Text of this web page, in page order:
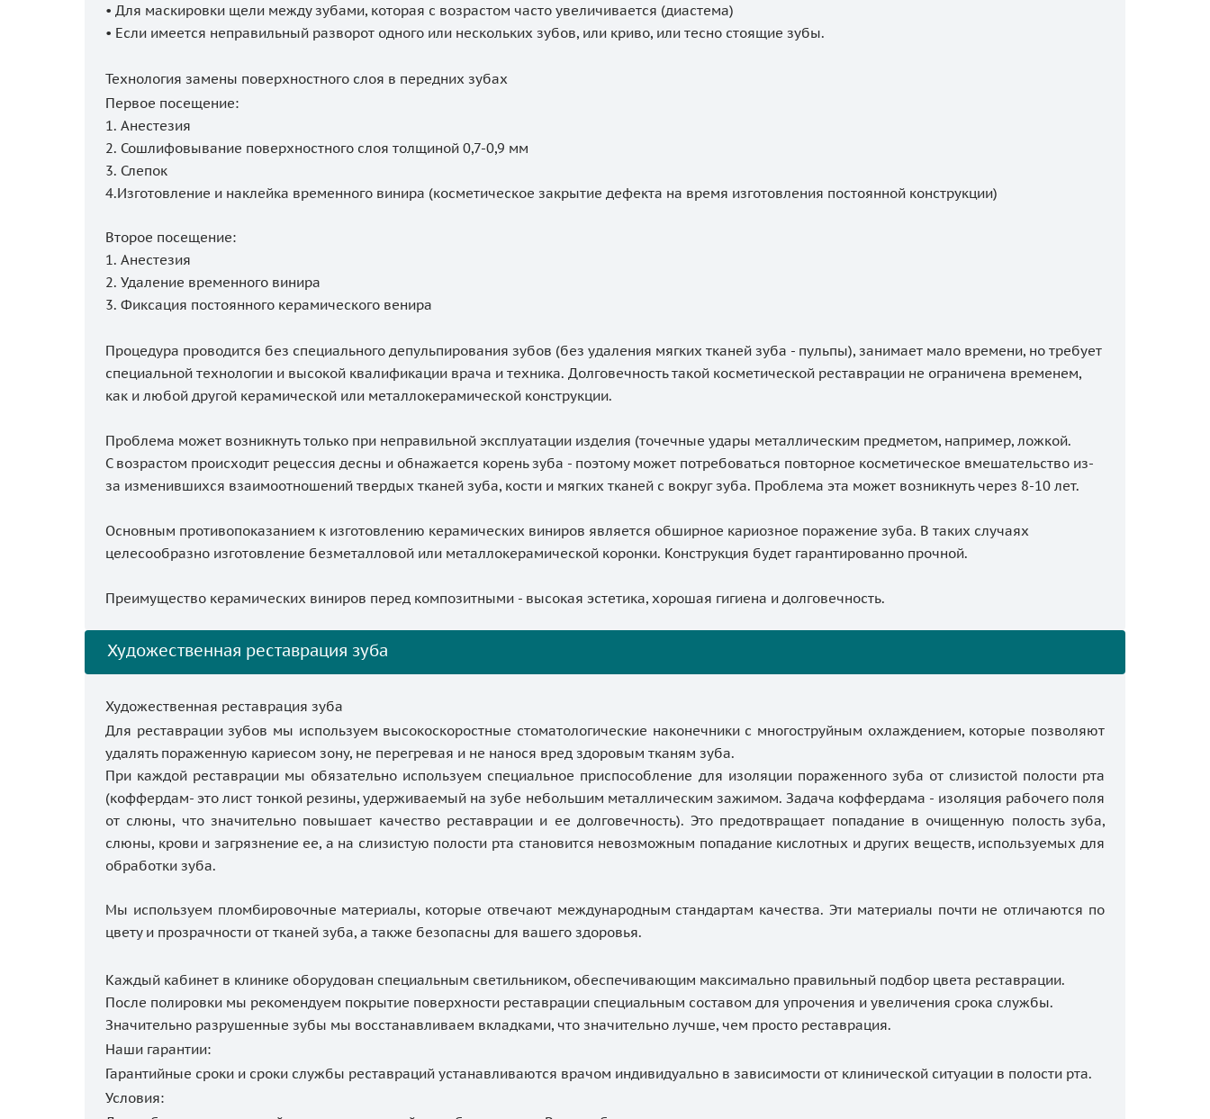
• Для маскировки щели между зубами, которая с возрастом часто увеличивается (диастема)
• Если имеется неправильный разворот одного или нескольких зубов, или криво, или тесно стоящие зубы.
Технология замены поверхностного слоя в передних зубах
Первое посещение:
1. Анестезия
2. Сошлифовывание поверхностного слоя толщиной 0,7-0,9 мм
3. Слепок
4.Изготовление и наклейка временного винира (косметическое закрытие дефекта на время изготовления постоянной конструкции)
Второе посещение:
1. Анестезия
2. Удаление временного винира
3. Фиксация постоянного керамического венира
Процедура проводится без специального депульпирования зубов (без удаления мягких тканей зуба - пульпы), занимает мало времени, но требует
специальной технологии и высокой квалификации врача и техника. Долговечность такой косметической реставрации не ограничена временем,
как и любой другой керамической или металлокерамической конструкции.
Проблема может возникнуть только при неправильной эксплуатации изделия (точечные удары металлическим предметом, например, ложкой.
С возрастом происходит рецессия десны и обнажается корень зуба - поэтому может потребоваться повторное косметическое вмешательство из-
за изменившихся взаимоотношений твердых тканей зуба, кости и мягких тканей с вокруг зуба. Проблема эта может возникнуть через 8-10 лет.
Основным противопоказанием к изготовлению керамических виниров является обширное кариозное поражение зуба. В таких случаях
целесообразно изготовление безметалловой или металлокерамической коронки. Конструкция будет гарантированно прочной.
Преимущество керамических виниров перед композитными - высокая эстетика, хорошая гигиена и долговечность.
Художественная реставрация зуба
Художественная реставрация зуба
Для реставрации зубов мы используем высокоскоростные стоматологические наконечники с многоструйным охлаждением, которые позволяют
удалять пораженную кариесом зону, не перегревая и не нанося вред здоровым тканям зуба.
При каждой реставрации мы обязательно используем специальное приспособление для изоляции пораженного зуба от слизистой полости рта
(коффердам- это лист тонкой резины, удерживаемый на зубе небольшим металлическим зажимом. Задача коффердама - изоляция рабочего поля
от слюны, что значительно повышает качество реставрации и ее долговечность). Это предотвращает попадание в очищенную полость зуба,
слюны, крови и загрязнение ее, а на слизистую полости рта становится невозможным попадание кислотных и других веществ, используемых для
обработки зуба.
Мы используем пломбировочные материалы, которые отвечают международным стандартам качества. Эти материалы почти не отличаются по
цвету и прозрачности от тканей зуба, а также безопасны для вашего здоровья.
Каждый кабинет в клинике оборудован специальным светильником, обеспечивающим максимально правильный подбор цвета реставрации.
После полировки мы рекомендуем покрытие поверхности реставрации специальным составом для упрочения и увеличения срока службы.
Значительно разрушенные зубы мы восстанавливаем вкладками, что значительно лучше, чем просто реставрация.
Наши гарантии:
Гарантийные сроки и сроки службы реставраций устанавливаются врачом индивидуально в зависимости от клинической ситуации в полости рта.
Условия: